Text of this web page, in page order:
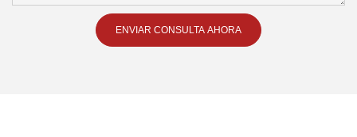
ENVIAR CONSULTA AHORA